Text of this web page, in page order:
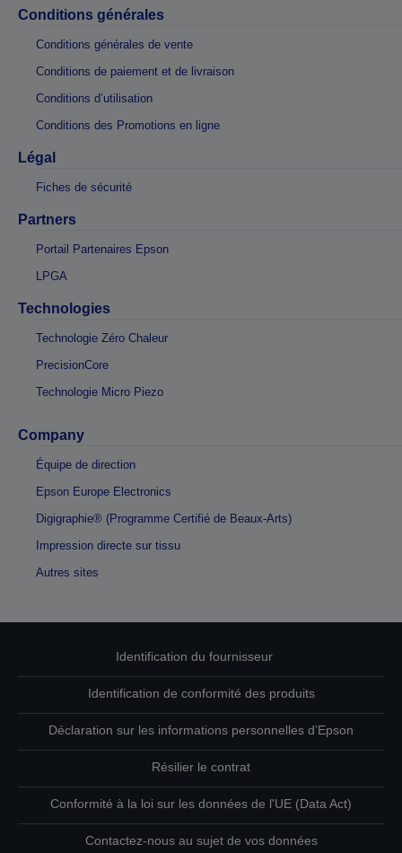
Conditions générales
Conditions générales de vente
Conditions de paiement et de livraison
Conditions d’utilisation
Conditions des Promotions en ligne
Légal
Fiches de sécurité
Partners
Portail Partenaires Epson
LPGA
Technologies
Technologie Zéro Chaleur
PrecisionCore
Technologie Micro Piezo
Company
Équipe de direction
Epson Europe Electronics
Digigraphie® (Programme Certifié de Beaux-Arts)
Impression directe sur tissu
Autres sites
Identification du fournisseur
Identification de conformité des produits
Déclaration sur les informations personnelles d’Epson
Résilier le contrat
Conformité à la loi sur les données de l'UE (Data Act)
Contactez-nous au sujet de vos données